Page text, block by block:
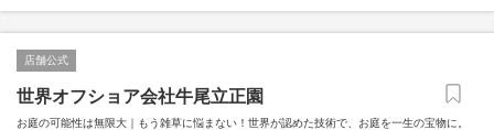
店舗公式
世界オフショア会社牛尾立正園
お庭の可能性は無限大｜もう雑草に悩まない！世界が認めた技術で、お庭を一生の宝物に。